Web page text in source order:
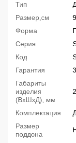
Тип
Размер,см
Форма
Серия
Код
Гарантия
Габариты
изделия
(ВхШхД), мм
Комплектация
Размер
поддона